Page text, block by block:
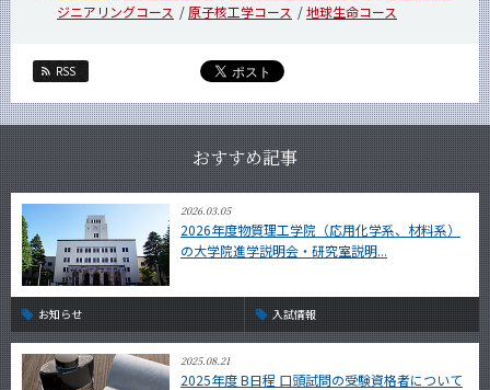
ジニアリングコース
原子核工学コース 地球生命コース
RSS
おすすめ記事
2026.03.05
2026年度物質理工学院（応用化学系、材料系）
の大学院進学説明会・研究室説明...
お知らせ 入試情報
2025.08.21
2025年度 B日程 口頭試問の受験資格者について
サイト構成
学内向け情報
系詳細情報
CLOSE